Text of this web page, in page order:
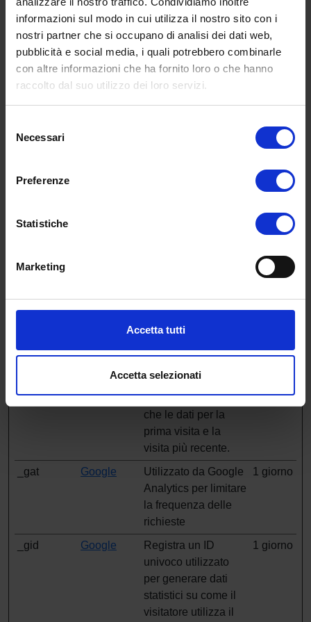
informazioni sul modo in cui utilizza il nostro sito con i
nostri partner che si occupano di analisi dei dati web,
pubblicità e social media, i quali potrebbero combinarle
con altre informazioni che ha fornito loro o che hanno
raccolto dal suo utilizzo dei loro servizi.
delNecessari
Preferenze
Statistiche
Marketing
Accetta tutti
Accetta selezionati
Statistiche (4)
I cookie statistici aiutano i proprietari del sito web a
capire come i visitatori interagiscono con i siti
raccogliendo e trasmettendo informazioni in forma
anonima.
Durata
massima
di
_ga_#
Analytics per
raccogliere dati sul
un utente ha visitato
il sito internet, oltre
che le dati per la
prima visita e la
visita più recente.
_gat Google
Utilizzato da Google
Analytics per limitare
la frequenza delle
richieste
1 giorno
_gid Google
Registra un ID
univoco utilizzato
per generare dati
statistici su come il
visitatore utilizza il
1 giorno